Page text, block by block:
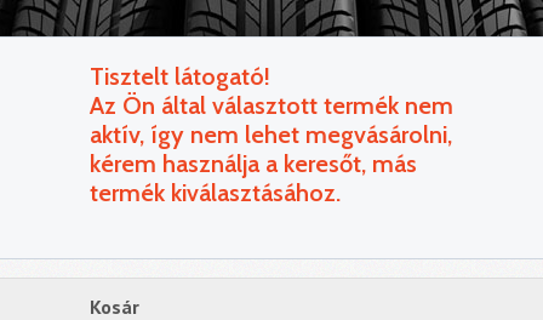
Tisztelt látogató!
Az Ön által választott termék nem
aktív, így nem lehet megvásárolni,
kérem használja a keresőt, más
termék kiválasztásához.
Kosár